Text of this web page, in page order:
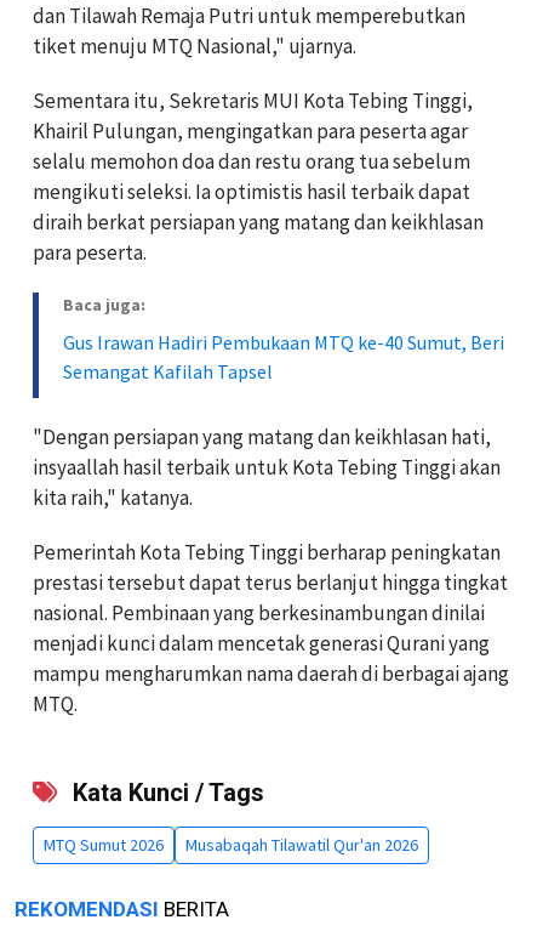
dan Tilawah Remaja Putri untuk memperebutkan
tiket menuju MTQ Nasional," ujarnya.
Sementara itu, Sekretaris MUI Kota Tebing Tinggi,
Khairil Pulungan, mengingatkan para peserta agar
selalu memohon doa dan restu orang tua sebelum
mengikuti seleksi. Ia optimistis hasil terbaik dapat
diraih berkat persiapan yang matang dan keikhlasan
para peserta.
Baca juga:
Gus Irawan Hadiri Pembukaan MTQ ke-40 Sumut, Beri
Semangat Kafilah Tapsel
"Dengan persiapan yang matang dan keikhlasan hati,
insyaallah hasil terbaik untuk Kota Tebing Tinggi akan
kita raih," katanya.
Pemerintah Kota Tebing Tinggi berharap peningkatan
prestasi tersebut dapat terus berlanjut hingga tingkat
nasional. Pembinaan yang berkesinambungan dinilai
menjadi kunci dalam mencetak generasi Qurani yang
mampu mengharumkan nama daerah di berbagai ajang
MTQ.
Kata Kunci / Tags
MTQ Sumut 2026 Musabaqah Tilawatil Qur'an 2026
REKOMENDASI BERITA